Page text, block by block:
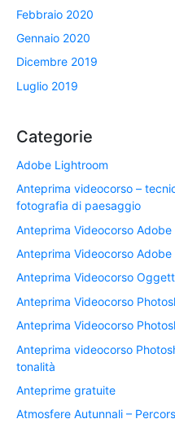
Febbraio 2020
Gennaio 2020
Dicembre 2019
Luglio 2019
Categorie
Adobe Lightroom
Anteprima videocorso –
fotografia di paesaggio
Anteprima Videocorso Adobe
Anteprima Videocorso Adobe
Anteprima Videocorso
Anteprima Videocorso
Anteprima Videocorso
Anteprima videocorso
tonalità
Anteprime gratuite
Atmosfere Autunnali –